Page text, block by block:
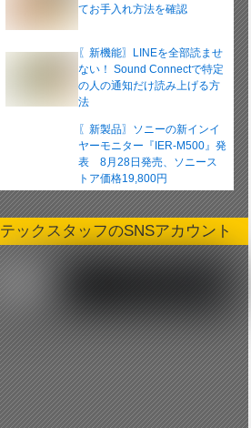
てお手入れ方法を確認
〖新機能〗LINEを全部読ませ
ない！ Sound Connectで特定
の人の通知だけ読み上げる方
法
〖新製品〗ソニーの新インイ
ヤーモニター『IER-M500』発
表 8月28日発売、ソニース
トア価格19,800円
テックスタッフのSNSアカウント